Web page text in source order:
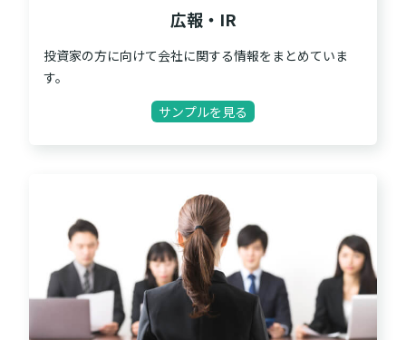
広報・IR
投資家の方に向けて会社に関する情報をまとめていま
す。
サンプルを見る